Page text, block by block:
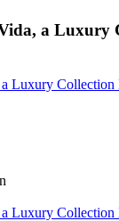
a Luxury
Luxury Collection
Luxury Collection